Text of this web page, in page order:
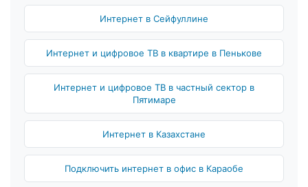
Интернет в Сейфуллине
Интернет и цифровое ТВ в квартире в Пенькове
Интернет и цифровое ТВ в частный сектор в
Пятимаре
Интернет в Казахстане
Подключить интернет в офис в Караобе